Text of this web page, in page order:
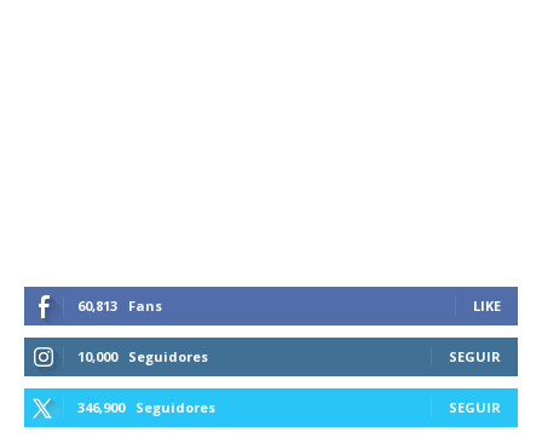
60,813 Fans LIKE
10,000 Seguidores SEGUIR
346,900 Seguidores SEGUIR